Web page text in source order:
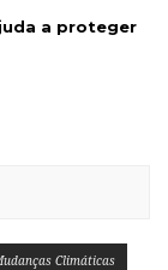
a proteger
Climáticas